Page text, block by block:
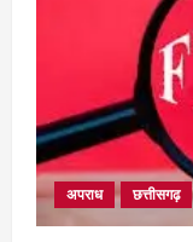
अपराध छत्तीसगढ़